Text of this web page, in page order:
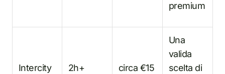
premium
Intercity 2h+ circa €15
Una
valida
scelta di